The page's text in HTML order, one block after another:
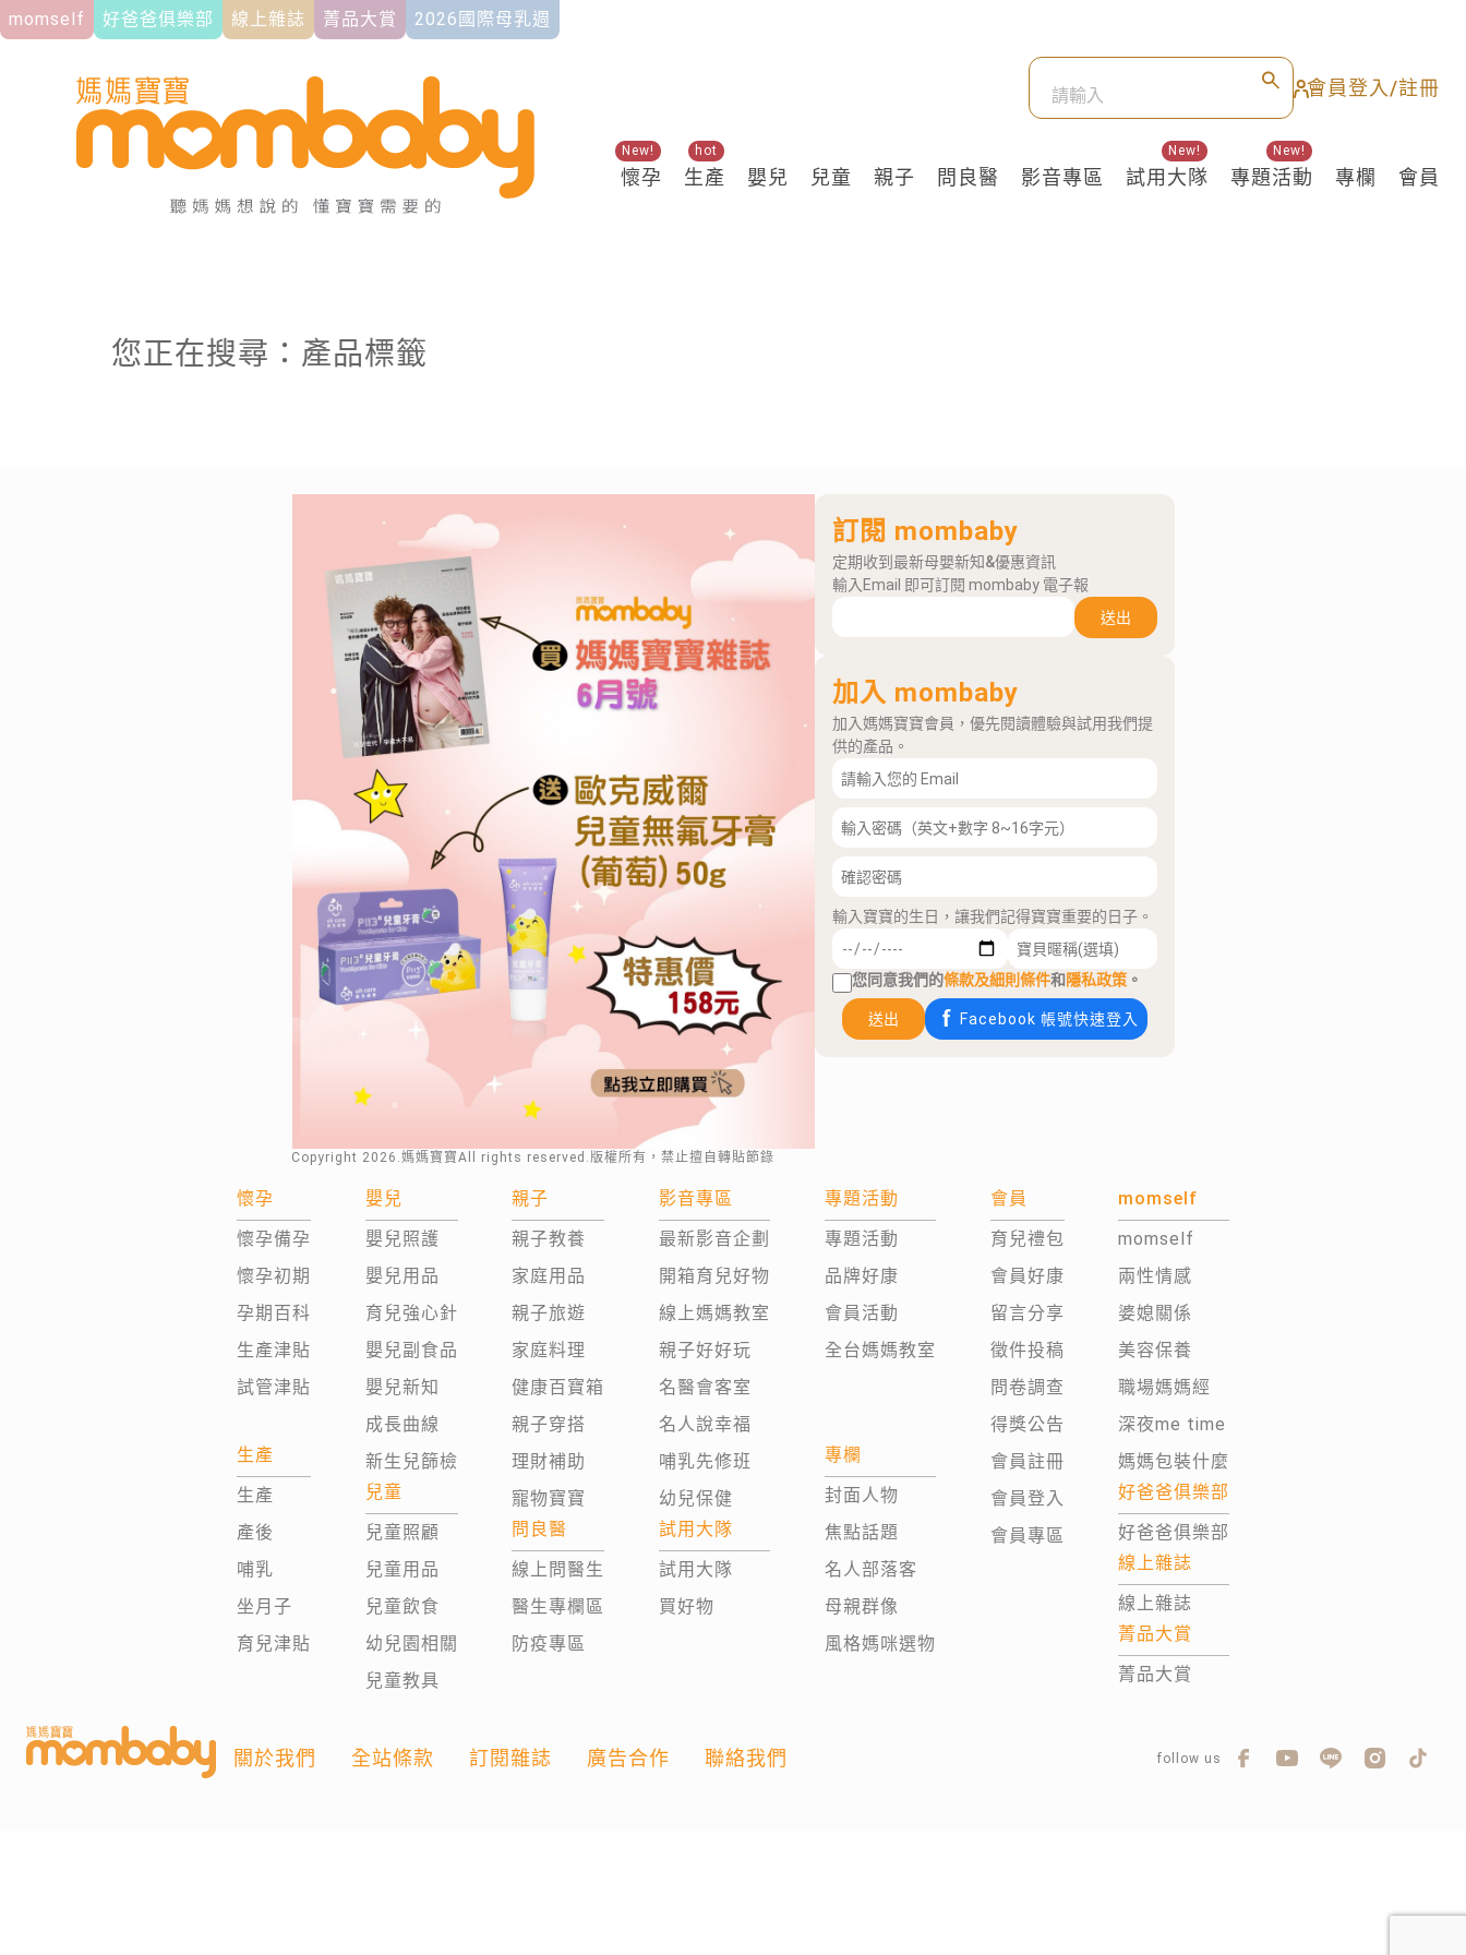
momself 好爸爸俱樂部 線上雜誌 菁品大賞 2026國際母乳週
會員登入/註冊
懷孕
New!
生產
hot
嬰兒 兒童 親子 問良醫 影音專區 試用大隊
New!
專題活動
New!
專欄 會員
關鍵熱搜
您正在搜尋：產品標籤
Copyright 2026 .媽媽寶寶All rights reserved.版權所有，禁止擅自轉貼節錄
訂閱 mombaby
定期收到最新母嬰新知&優惠資訊
輸入Email 即可訂閱 mombaby 電子報
送出
加入 mombaby
加入媽媽寶寶會員，優先閱讀體驗與試用我們提
供的產品。
輸入寶寶的生日，讓我們記得寶寶重要的日子。
您同意我們的條款及細則條件和隱私政策 。
送出 Facebook 帳號快速登入
懷孕
懷孕備孕
懷孕初期
孕期百科
生產津貼
試管津貼
生產
生產
產後
哺乳
坐月子
育兒津貼
嬰兒
嬰兒照護
嬰兒用品
育兒強心針
嬰兒副食品
嬰兒新知
成長曲線
新生兒篩檢
兒童
兒童照顧
兒童用品
兒童飲食
幼兒園相關
兒童教具
親子
親子教養
家庭用品
親子旅遊
家庭料理
健康百寶箱
親子穿搭
理財補助
寵物寶寶
問良醫
線上問醫生
醫生專欄區
防疫專區
影音專區
最新影音企劃
開箱育兒好物
線上媽媽教室
親子好好玩
名醫會客室
名人說幸福
哺乳先修班
幼兒保健
試用大隊
試用大隊
買好物
專題活動
專題活動
品牌好康
會員活動
全台媽媽教室
專欄
封面人物
焦點話題
名人部落客
母親群像
風格媽咪選物
會員
育兒禮包
會員好康
留言分享
徵件投稿
問卷調查
得獎公告
會員註冊
會員登入
會員專區
momself
momself
兩性情感
婆媳關係
美容保養
職場媽媽經
深夜me time
媽媽包裝什麼
好爸爸俱樂部
好爸爸俱樂部
線上雜誌
線上雜誌
菁品大賞
菁品大賞
關於我們 全站條款 訂閱雜誌 廣告合作 聯絡我們 follow us